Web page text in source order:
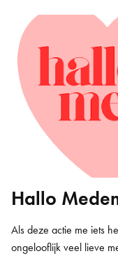
Hallo
Als deze actie me iets
ongelooflijk veel lieve